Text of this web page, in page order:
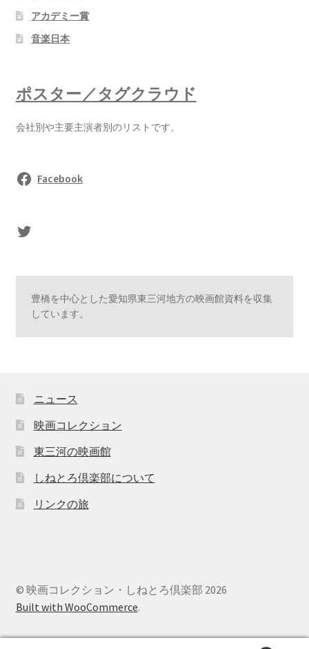
アカデミー賞
音楽日本
ポスター／タグクラウド
会社別や主要主演者別のリストです。
Facebook
sasaki's Twitter
豊橋を中心とした愛知県東三河地方の映画館資料を収集
しています。
ニュース
映画コレクション
東三河の映画館
しねとろ倶楽部について
リンクの旅
© 映画コレクション・しねとろ倶楽部 2026
Built with WooCommerce.